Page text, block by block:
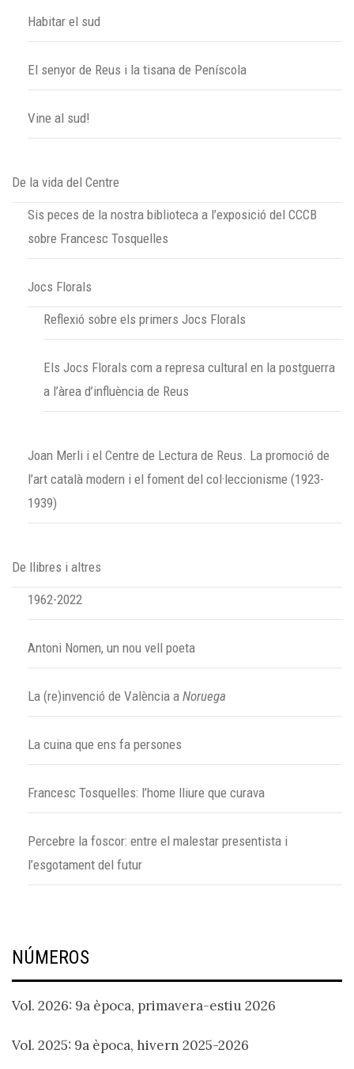
Habitar el sud
El senyor de Reus i la tisana de Peníscola
Vine al sud!
De la vida del Centre
Sis peces de la nostra biblioteca a l’exposició del CCCB
sobre Francesc Tosquelles
Jocs Florals
Reflexió sobre els primers Jocs Florals
Els Jocs Florals com a represa cultural en la postguerra
a l’àrea d’influència de Reus
Joan Merli i el Centre de Lectura de Reus. La promoció de
l’art català modern i el foment del col·leccionisme (1923-
1939)
De llibres i altres
1962-2022
Antoni Nomen, un nou vell poeta
La (re)invenció de València a Noruega
La cuina que ens fa persones
Francesc Tosquelles: l’home lliure que curava
Percebre la foscor: entre el malestar presentista i
l’esgotament del futur
NÚMEROS
Vol. 2026: 9a època, primavera-estiu 2026
Vol. 2025: 9a època, hivern 2025-2026